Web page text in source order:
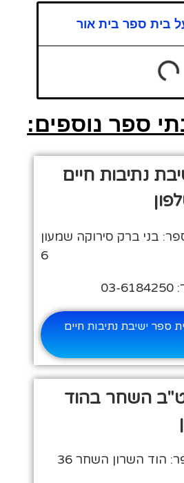
בית ספר בית אור
ספר נוספים:
נתיבות חיים
בני ברק סירוקה שמעון
6
ישיבת נתיבות חיים
השחר בהוד
הוד השרון השחר 36